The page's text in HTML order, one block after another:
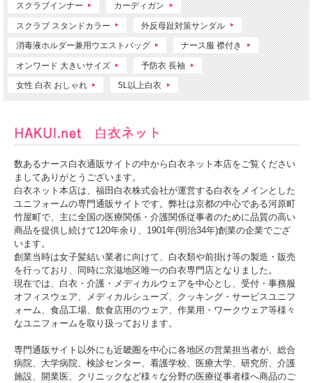
スクラブインナー カーディガン
スクラブ スタンドカラー 外反母趾対策サンダル
消毒液ホルダー兼用ウエストバッグ ナース服 襟付き
オンワード 大きいサイズ 予防衣 長袖
女性 白衣 おしゃれ 5L以上白衣
数あるナース白衣通販サイトの中から白衣ネット本店をご覧ください
ましてありがとうございます。
白衣ネット本店は、福田白衣株式会社が運営する白衣をメインとした
ユニフォームの専門通販サイトです。弊社は京都の中心である河原町
竹屋町で、主に全国の医療関係・介護関係従事者のために品質の高い
商品を提供し続けて120年余り、1901年(明治34年)創業の企業でござ
います。
創業当時は女子髪結い業者に向けて、白衣類や前掛け等の製造・販売
を行っており、同時に京滋地区唯一の白衣専門店となりました。
現在では、白衣・介護・メディカルウェアを中心とし、受付・事務服
オフィスウェア、メディカルシューズ、クッキング・サービスユニフ
ォーム、食品工場、飲食店用のウェア、作業用・ワークウェア等様々
なユニフォームを取り扱っております。
専門通販サイト以外にも近畿圏を中心に各地区の営業担当者が、総合
病院、大学病院、検診センター、看護学校、医療大学、研究所、介護
施設、開業医、クリニックなど様々な分野の医療従事者様へ商品のご